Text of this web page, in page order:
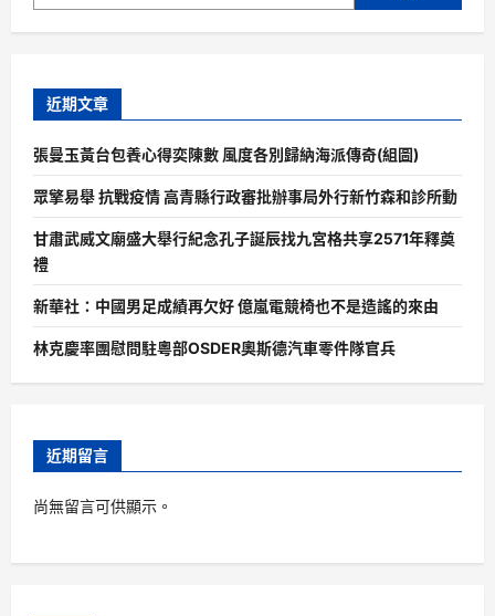
近期文章
張曼玉黃台包養心得奕陳數 風度各別歸納海派傳奇(組圖)
眾擎易舉 抗戰疫情 高青縣行政審批辦事局外行新竹森和診所動
甘肅武威文廟盛大舉行紀念孔子誕辰找九宮格共享2571年釋奠
禮
新華社：中國男足成績再欠好 億嵐電競椅也不是造謠的來由
林克慶率團慰問駐粵部OSDER奧斯德汽車零件隊官兵
近期留言
尚無留言可供顯示。